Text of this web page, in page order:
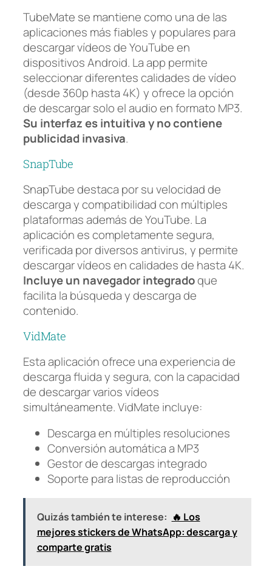
TubeMate se mantiene como una de las
aplicaciones más fiables y populares para
descargar vídeos de YouTube en
dispositivos Android. La app permite
seleccionar diferentes calidades de vídeo
(desde 360p hasta 4K) y ofrece la opción
de descargar solo el audio en formato MP3.
Su interfaz es intuitiva y no contiene
publicidad invasiva.
SnapTube
SnapTube destaca por su velocidad de
descarga y compatibilidad con múltiples
plataformas además de YouTube. La
aplicación es completamente segura,
verificada por diversos antivirus, y permite
descargar vídeos en calidades de hasta 4K.
Incluye un navegador integradoque
facilita la búsqueda y descarga de
contenido.
VidMate
Esta aplicación ofrece una experiencia de
descarga fluida y segura, con la capacidad
de descargar varios vídeos
simultáneamente. VidMate incluye:
Descarga en múltiples resoluciones
Conversión automática a MP3
Gestor de descargas integrado
Soporte para listas de reproducción
Quizás también te interese: 🔥 Los
mejores stickers de WhatsApp: descarga y
comparte gratis